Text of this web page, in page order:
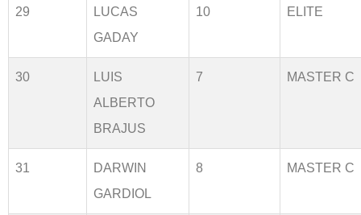
29
LUCAS
GADAY
10 ELITE
30
LUIS
ALBERTO
BRAJUS
7 MASTER C
31
DARWIN
GARDIOL
8 MASTER C